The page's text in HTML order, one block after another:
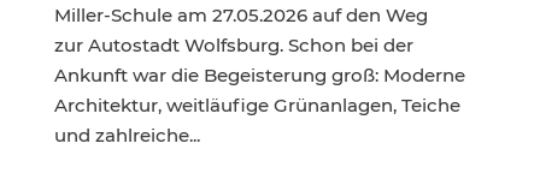
Miller-Schule am 27.05.2026 auf den Weg
zur Autostadt Wolfsburg. Schon bei der
Ankunft war die Begeisterung groß: Moderne
Architektur, weitläufige Grünanlagen, Teiche
und zahlreiche...